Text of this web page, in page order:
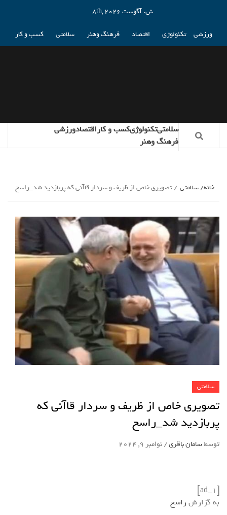
ش. آگوست 8th, 2026
ورزشی تکنولوژی اقتصاد فرهنگ وهنر سلامتی کسب و کار
سلامتیتکنولوژیکسب و کاراقتصادورزشی
فرهنگ وهنر
خانه سلامتی تصویری خاص از ظریف و سردار قاآنی که پربازدید شد_راسخ
سلامتی
تصویری خاص از ظریف و سردار قاآنی که
پربازدید شد_راسخ
توسطسامان باقری/نوامبر 9, 2024
[ad_1]
به گزارش راسخ